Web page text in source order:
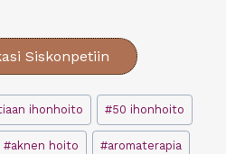
Siskonpetiin
ihonhoito #50 ihonhoito
#aknen hoito #aromaterapia